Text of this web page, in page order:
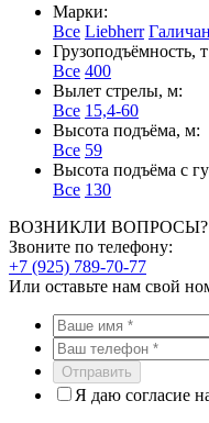
Марки:
Все Liebherr
Грузоподъёмность,
Все 400
Вылет стрелы, м:
Все 15,4-60
Высота подъёма, м:
Все 59
Высота подъёма с
Все 130
ВОЗНИКЛИ ВОПРОСЫ?
Звоните по телефону:
+7 (925) 789-70-77
Или оставьте нам свой
Отправить
Я даю согласие